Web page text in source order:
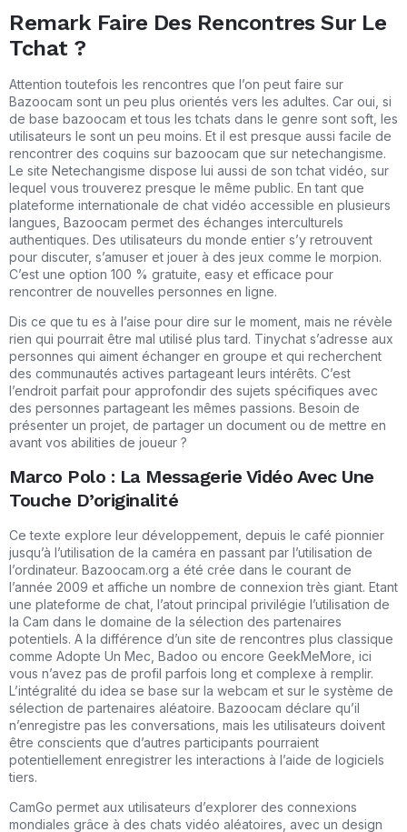
Remark Faire Des Rencontres Sur Le
Tchat ?
Attention toutefois les rencontres que l’on peut faire sur
Bazoocam sont un peu plus orientés vers les adultes. Car oui, si
de base bazoocam et tous les tchats dans le genre sont soft, les
utilisateurs le sont un peu moins. Et il est presque aussi facile de
rencontrer des coquins sur bazoocam que sur netechangisme.
Le site Netechangisme dispose lui aussi de son tchat vidéo, sur
lequel vous trouverez presque le même public. En tant que
plateforme internationale de chat vidéo accessible en plusieurs
langues, Bazoocam permet des échanges interculturels
authentiques. Des utilisateurs du monde entier s’y retrouvent
pour discuter, s’amuser et jouer à des jeux comme le morpion.
C’est une option 100 % gratuite, easy et efficace pour
rencontrer de nouvelles personnes en ligne.
Dis ce que tu es à l’aise pour dire sur le moment, mais ne révèle
rien qui pourrait être mal utilisé plus tard. Tinychat s’adresse aux
personnes qui aiment échanger en groupe et qui recherchent
des communautés actives partageant leurs intérêts. C’est
l’endroit parfait pour approfondir des sujets spécifiques avec
des personnes partageant les mêmes passions. Besoin de
présenter un projet, de partager un document ou de mettre en
avant vos abilities de joueur ?
Marco Polo : La Messagerie Vidéo Avec Une
Touche D’originalité
Ce texte explore leur développement, depuis le café pionnier
jusqu’à l’utilisation de la caméra en passant par l’utilisation de
l’ordinateur. Bazoocam.org a été crée dans le courant de
l’année 2009 et affiche un nombre de connexion très giant. Etant
une plateforme de chat, l’atout principal privilégie l’utilisation de
la Cam dans le domaine de la sélection des partenaires
potentiels. A la différence d’un site de rencontres plus classique
comme Adopte Un Mec, Badoo ou encore GeekMeMore, ici
vous n’avez pas de profil parfois long et complexe à remplir.
L’intégralité du idea se base sur la webcam et sur le système de
sélection de partenaires aléatoire. Bazoocam déclare qu’il
n’enregistre pas les conversations, mais les utilisateurs doivent
être conscients que d’autres participants pourraient
potentiellement enregistrer les interactions à l’aide de logiciels
tiers.
CamGo permet aux utilisateurs d’explorer des connexions
mondiales grâce à des chats vidéo aléatoires, avec un design